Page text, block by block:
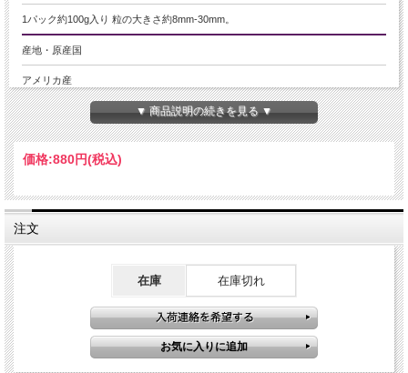
1パック約100g入り 粒の大きさ約8mm-30mm。
産地・原産国
アメリカ産
グレードなど
極上結晶
蛍光ブルーフローライト
商品説明
希少なブルーカラーで強めの蛍光をするフローライト原石詰め合わせ入荷致しま
こちらは美しいマリンブルーのフローライトで、、ブラックライト（紫外線）を
当てると鮮やかな濃いブルーに発色します。
フローライトの中でもたいへん希少性があり、フローライトコレクターを惹きつ
ける魅惑の逸品です！！
▼ 商品説明の続きを見る ▼
価格:880円(税込)
注文
在庫 在庫切れ